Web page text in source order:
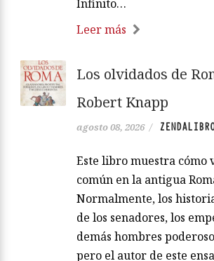
Infinito…
Leer más
Los olvidados de
Robert Knapp
agosto 08, 2026 /
Este libro muestra cómo
común en la antigua
Normalmente, los
de los senadores, los
demás hombres
pero el autor de este